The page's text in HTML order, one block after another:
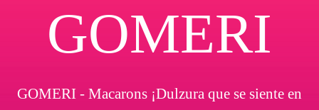
GOMERI
GOMERI - Macarons ¡Dulzura que se siente en